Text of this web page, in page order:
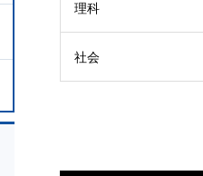
理科
社会